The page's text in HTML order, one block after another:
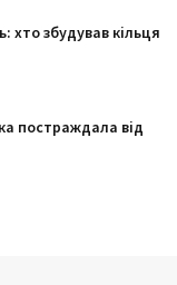
хто збудував кільця
постраждала від